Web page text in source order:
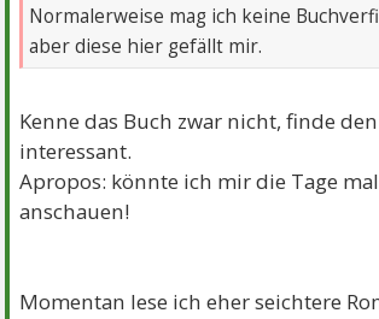
Normalerweise mag ich keine
aber diese hier gefällt mir.
Kenne das Buch zwar nicht, finde
interessant.
Apropos: könnte ich mir die Tage
anschauen!
Momentan lese ich eher seichtere